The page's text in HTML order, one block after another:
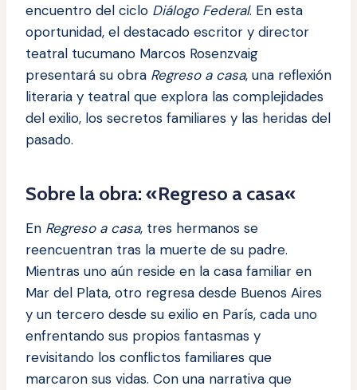
encuentro del ciclo Diálogo Federal. En esta
oportunidad, el destacado escritor y director
teatral tucumano Marcos Rosenzvaig
presentará su obra Regreso a casa, una reflexión
literaria y teatral que explora las complejidades
del exilio, los secretos familiares y las heridas del
pasado.
Sobre la obra: «Regreso a casa«
En Regreso a casa, tres hermanos se
reencuentran tras la muerte de su padre.
Mientras uno aún reside en la casa familiar en
Mar del Plata, otro regresa desde Buenos Aires
y un tercero desde su exilio en París, cada uno
enfrentando sus propios fantasmas y
revisitando los conflictos familiares que
marcaron sus vidas. Con una narrativa que